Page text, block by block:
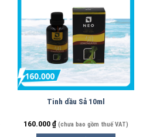
Tinh dầu Sả 10ml
160.000₫ (chưa bao gồm thuế VAT)